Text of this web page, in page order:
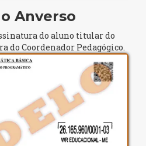
Anverso
do aluno titular do
do Coordenador Pedagógico.